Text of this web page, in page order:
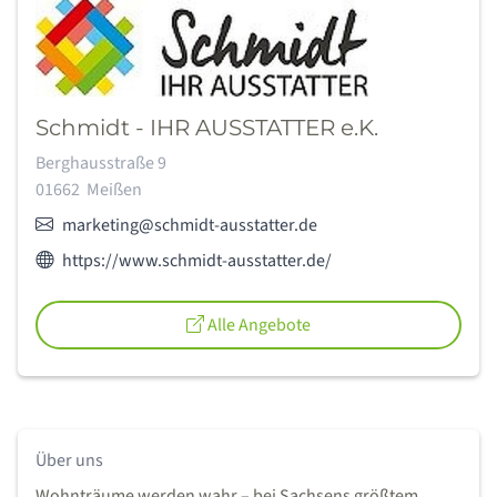
Schmidt - IHR AUSSTATTER e.K.
Adresse:
Berghausstraße 9
01662 Meißen
E-Mail:marketing@schmidt-ausstatter.de
Webseite des Anbieters:
https://www.schmidt-ausstatter.de/
Alle Angebote
Über uns